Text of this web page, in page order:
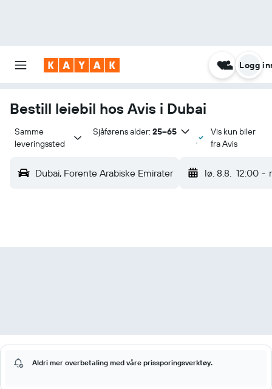
Logg
Bestill leiebil hos Avis i Dubai
Samme
leveringssted
Sjåførens alder: 25–65
Vis kun biler
fra Avis
Dubai, Forente Arabiske Emirater lø. 8.8. 12:00 -
Aldri mer overbetaling med våre prissporingsverktøy.